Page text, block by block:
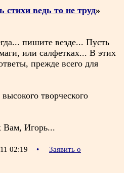
стихи ведь то не труд»
пишите везде... Пусть
или салфетках... В этих
прежде всего для
творческого
Вам, Игорь...
02:19 •
Заявить о